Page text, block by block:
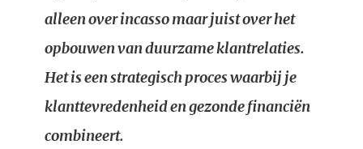
alleen over incasso maar juist over het
opbouwen van duurzame klantrelaties.
Het is een strategisch proces waarbij je
klanttevredenheid en gezonde financiën
combineert.